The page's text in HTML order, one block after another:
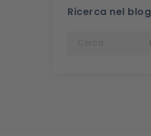
Ricerca nel blog